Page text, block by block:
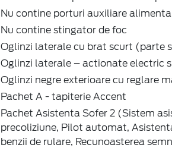
Nu contine porturi auxiliare
Nu contine stingator de foc
Oglinzi laterale cu brat scurt (parte
Oglinzi laterale – actionate electric
Oglinzi negre exterioare cu reglare
Pachet A - tapiterie Accent
Pachet Asistenta Sofer 2 (Sistem
precoliziune, Pilot automat,
benzii de rulare, Recunoasterea